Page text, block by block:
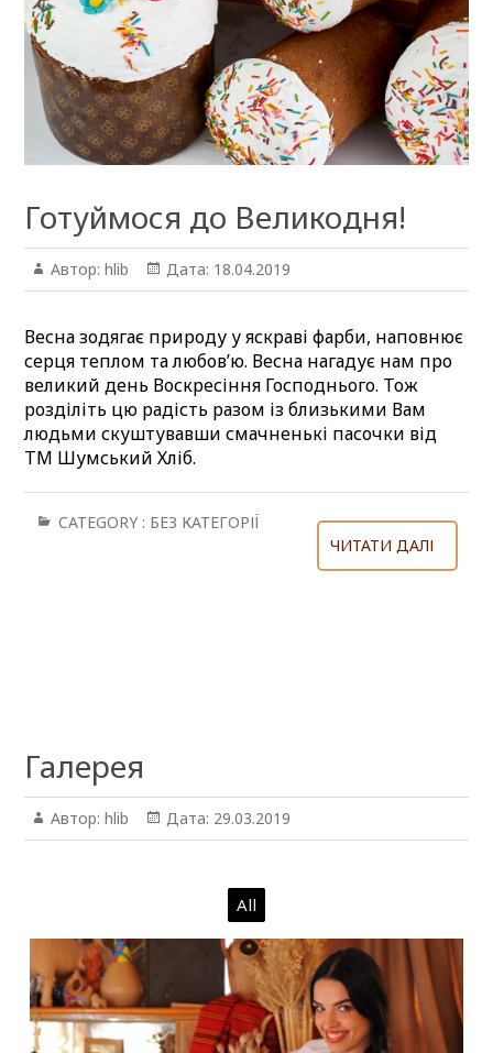
Готуймося до Великодня!
Автор: hlib Дата: 18.04.2019
Весна зодягає природу у яскраві фарби, наповнює
серця теплом та любов’ю. Весна нагадує нам про
великий день Воскресіння Господнього. Тож
розділіть цю радість разом із близькими Вам
людьми скуштувавши смачненькі пасочки від
ТМ Шумський Хліб.
CATEGORY : БЕЗ КАТЕГОРІЇ
ЧИТАТИ ДАЛІ
Галерея
Автор: hlib Дата: 29.03.2019
All